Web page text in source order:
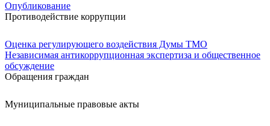
Опубликование
Противодействие коррупции
Оценка регулирующего воздействия Думы ТМО
Независимая антикоррупционная экспертиза и общественное
обсуждение
Обращения граждан
Муниципальные правовые акты